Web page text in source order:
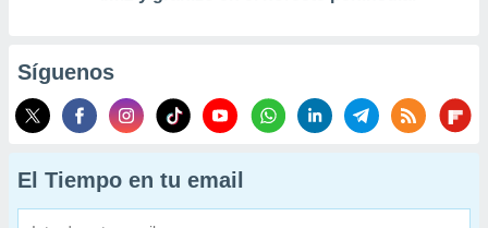
Síguenos
El Tiempo en tu email